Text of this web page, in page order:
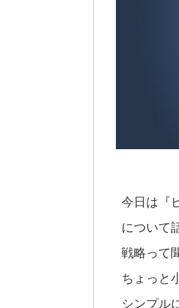
今日は『
について
戦略って
ちょっと
シンプル